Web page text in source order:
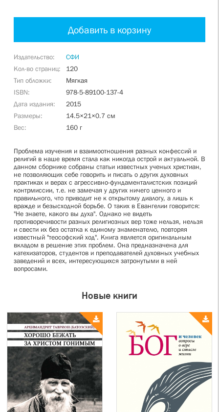
Добавить в корзину
Издательство
СФИ
Кол-во страниц
120
Тип обложки
Мягкая
ISBN
978-5-89100-137-4
Дата издания
2015
Размеры
14.5×21×0.7 см
Вес
160 г
Проблема изучения и взаимоотношения разных конфессий и
религий в наше время стала как никогда острой и актуальной. В
данном сборнике собраны статьи известных ученых христиан,
не позволяющих себе говорить и писать о других духовных
практиках и верах с агрессивно-фундаменталистских позиций
контрмиссии, т.е. не замечая у других ничего ценного и
правильного, что приводит не к открытому диалогу, а лишь к
вражде и безысходной борьбе. О таких в Евангелии говорится:
"Не знаете, какого вы духа". Однако не видеть
противоречивости разных религиозных вер тоже нельзя, нельзя
и свести их без остатка к единому знаменателю, повторяя
известный "теософский ход". Книга является оригинальным
вкладом в решение этих проблем. Она предназначена для
катехизаторов, студентов и преподавателей духовных учебных
заведений и всех, интересующихся затронутыми в ней
вопросами.
Новые книги